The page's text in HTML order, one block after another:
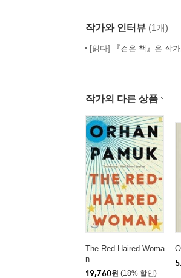
작가와 인터뷰 (1개)
[읽다] 『검은 책』은 작가로서의 목
작가의 다른 상품
The Red-Haired Woma
n
19,760원 (18% 할인)